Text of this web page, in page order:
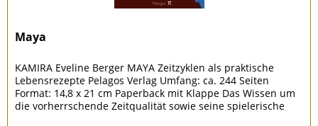
Maya
KAMIRA Eveline Berger MAYA Zeitzyklen als praktische
Lebensrezepte Pelagos Verlag Umfang: ca. 244 Seiten
Format: 14,8 x 21 cm Paperback mit Klappe Das Wissen um
die vorherrschende Zeitqualität sowie seine spielerische